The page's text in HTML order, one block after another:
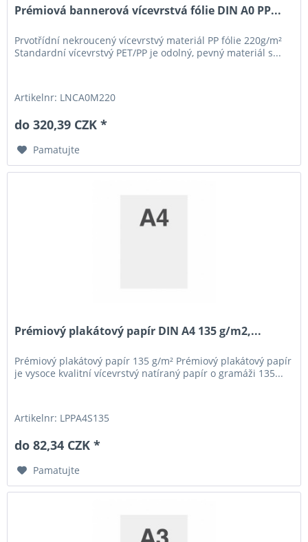
Prémiová bannerová vícevrstvá fólie DIN A0 PP...
Prvotřídní nekroucený vícevrstvý materiál PP fólie 220g/m²
Standardní vícevrstvý PET/PP je odolný, pevný materiál s...
Artikelnr: LNCA0M220
do 320,39 CZK *
Pamatujte
Prémiový plakátový papír DIN A4 135 g/m2,...
Prémiový plakátový papír 135 g/m² Prémiový plakátový papír
je vysoce kvalitní vícevrstvý natíraný papír o gramáži 135...
Artikelnr: LPPA4S135
do 82,34 CZK *
Pamatujte